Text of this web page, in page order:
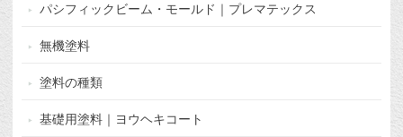
パシフィックビーム・モールド｜プレマテックス
無機塗料
塗料の種類
基礎用塗料｜ヨウヘキコート